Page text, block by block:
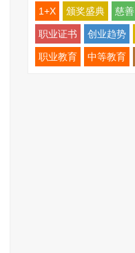
1+X 颁奖盛典 慈善
职业证书 创业趋势
职业教育 中等教育